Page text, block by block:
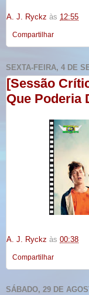
A. J. Ryckz às 12:55
Compartilhar
SEXTA-FEIRA, 4 DE
[Sessão
Que Poderia
A. J. Ryckz às 00:38
Compartilhar
SÁBADO, 29 DE